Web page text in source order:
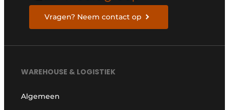
Vragen? Neem contact op
WAREHOUSE & LOGISTIEK
Algemeen